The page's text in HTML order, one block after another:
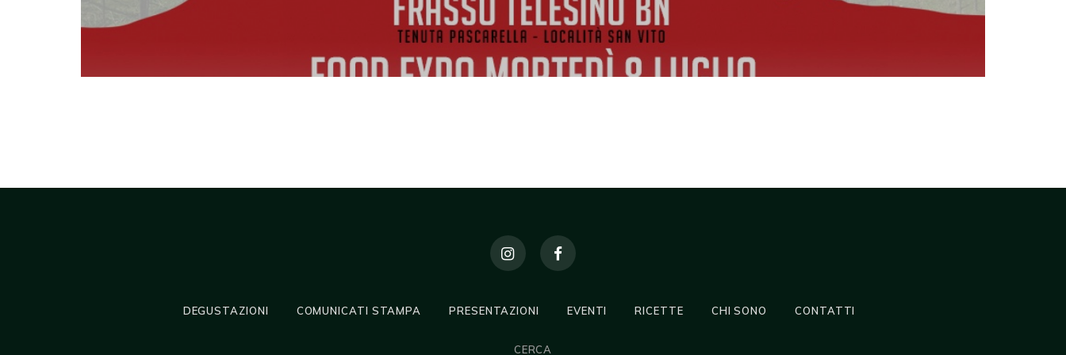
DEGUSTAZIONI COMUNICATI STAMPA PRESENTAZIONI EVENTI RICETTE CHI SONO CONTATTI
CERCA